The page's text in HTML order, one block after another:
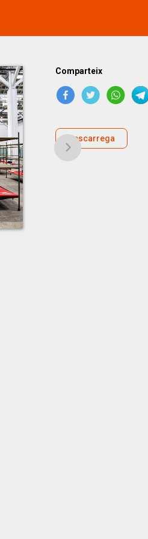
Comparteix
Descarrega